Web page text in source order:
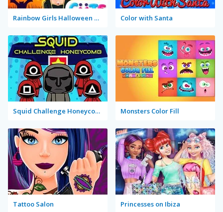
Rainbow Girls Halloween Salon Color with Santa
Squid Challenge Honeycomb Monsters Color Fill
Tattoo Salon Princesses on Ibiza